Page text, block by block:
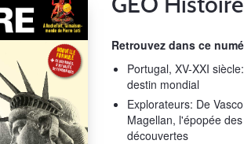
Retrouvez dans ce
Portugal, XV-XXI
destin mondial
Explorateurs: De
Magellan, l'épopée
découvertes